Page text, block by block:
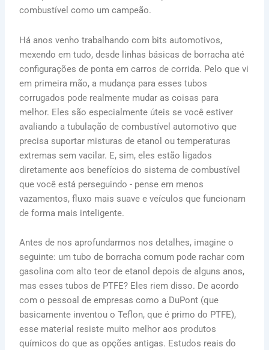
combustível como um campeão.
Há anos venho trabalhando com bits automotivos,
mexendo em tudo, desde linhas básicas de borracha até
configurações de ponta em carros de corrida. Pelo que vi
em primeira mão, a mudança para esses tubos
corrugados pode realmente mudar as coisas para
melhor. Eles são especialmente úteis se você estiver
avaliando a tubulação de combustível automotivo que
precisa suportar misturas de etanol ou temperaturas
extremas sem vacilar. E, sim, eles estão ligados
diretamente aos benefícios do sistema de combustível
que você está perseguindo - pense em menos
vazamentos, fluxo mais suave e veículos que funcionam
de forma mais inteligente.
Antes de nos aprofundarmos nos detalhes, imagine o
seguinte: um tubo de borracha comum pode rachar com
gasolina com alto teor de etanol depois de alguns anos,
mas esses tubos de PTFE? Eles riem disso. De acordo
com o pessoal de empresas como a DuPont (que
basicamente inventou o Teflon, que é primo do PTFE),
esse material resiste muito melhor aos produtos
químicos do que as opções antigas. Estudos reais do